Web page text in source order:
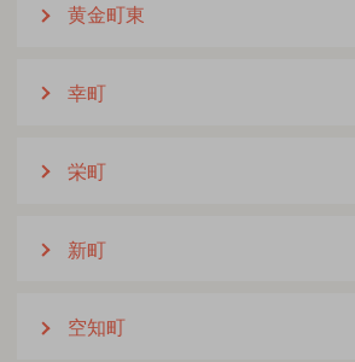
黄金町東
幸町
栄町
新町
空知町